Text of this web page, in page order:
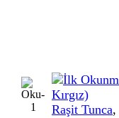
Kırgız)
Raşit Tunca,